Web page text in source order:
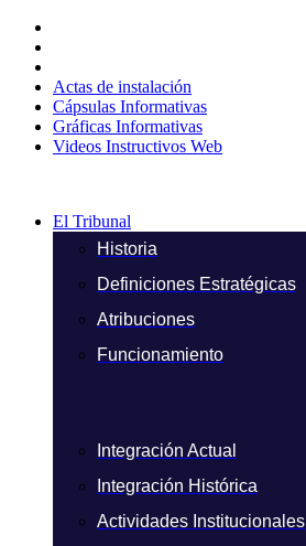
contenido
Actas de instalación
Cápsulas Informativas
Gráficas Informativas
Videos Instructivos Web
El Tribunal
Historia
Definiciones Estratégicas
Atribuciones
Funcionamiento
Integración Actual
Integración Histórica
Actividades Institucionales